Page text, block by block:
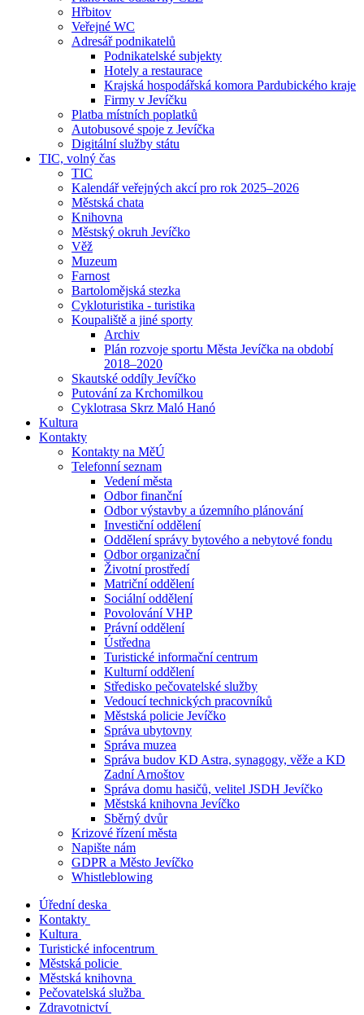
Hřbitov
Veřejné WC
Adresář podnikatelů
Podnikatelské subjekty
Hotely a restaurace
Krajská hospodářská komora Pardubického kraje
Firmy v Jevíčku
Platba místních poplatků
Autobusové spoje z Jevíčka
Digitální služby státu
TIC, volný čas
TIC
Kalendář veřejných akcí pro rok 2025–2026
Městská chata
Knihovna
Městský okruh Jevíčko
Věž
Muzeum
Farnost
Bartolomějská stezka
Cykloturistika - turistika
Koupaliště a jiné sporty
Archiv
Plán rozvoje sportu Města Jevíčka na období
2018–2020
Skautské oddíly Jevíčko
Putování za Krchomilkou
Cyklotrasa Skrz Maló Hanó
Kultura
Kontakty
Kontakty na MěÚ
Telefonní seznam
Vedení města
Odbor finanční
Odbor výstavby a územního plánování
Investiční oddělení
Oddělení správy bytového a nebytové fondu
Odbor organizační
Životní prostředí
Matriční oddělení
Sociální oddělení
Povolování VHP
Právní oddělení
Ústředna
Turistické informační centrum
Kulturní oddělení
Středisko pečovatelské služby
Vedoucí technických pracovníků
Městská policie Jevíčko
Správa ubytovny
Správa muzea
Správa budov KD Astra, synagogy, věže a KD
Zadní Arnoštov
Správa domu hasičů, velitel JSDH Jevíčko
Městská knihovna Jevíčko
Sběrný dvůr
Krizové řízení města
Napište nám
GDPR a Město Jevíčko
Whistleblowing
Úřední deska
Kontakty
Kultura
Turistické infocentrum
Městská policie
Městská knihovna
Pečovatelská služba
Zdravotnictví